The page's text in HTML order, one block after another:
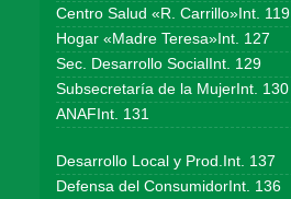
Centro Salud «R. Carrillo»Int. 119
Hogar «Madre Teresa»Int. 127
Sec. Desarrollo SocialInt. 129
Subsecretaría de la MujerInt. 130
ANAFInt. 131
Desarrollo Local y Prod.Int. 137
Defensa del ConsumidorInt. 136